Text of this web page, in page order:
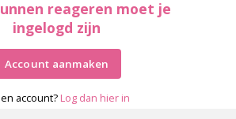
reageren moet je
ingelogd zijn
Account aanmaken
account? Log dan hier in